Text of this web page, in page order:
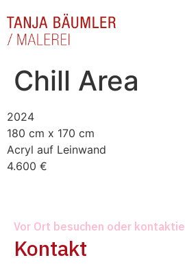
Chill Area
2024
180 cm x 170 cm
Acryl auf Leinwand
4.600 €
Vor Ort besuchen oder
Kontakt